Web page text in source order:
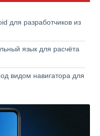
для разработчиков из
язык для расчёта
видом навигатора для